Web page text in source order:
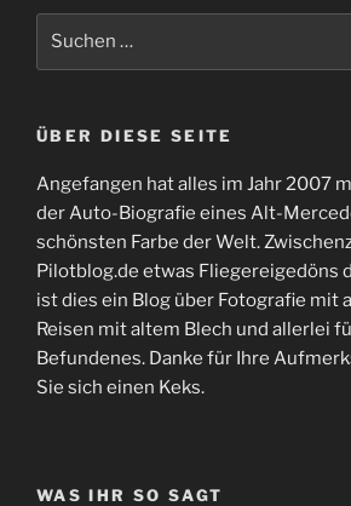
ÜBER DIESE SEITE
Angefangen hat alles im Jahr 2007
der Auto-Biografie eines Alt-
schönsten Farbe der Welt.
Pilotblog.de etwas Fliegereigedöns
ist dies ein Blog über Fotografie mit
Reisen mit altem Blech und allerlei
Befundenes. Danke für Ihre
Sie sich einen Keks.
WAS IHR SO SAGT